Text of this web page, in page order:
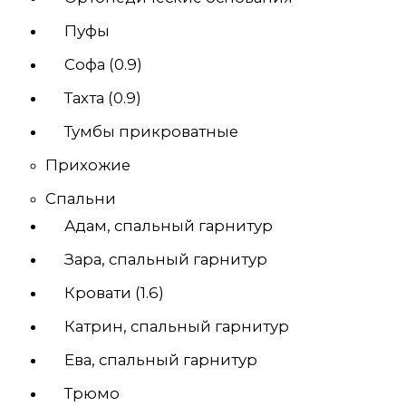
Пуфы
Софа (0.9)
Тахта (0.9)
Тумбы прикроватные
Прихожие
Спальни
Адам, спальный гарнитур
Зара, спальный гарнитур
Кровати (1.6)
Катрин, спальный гарнитур
Ева, спальный гарнитур
Трюмо